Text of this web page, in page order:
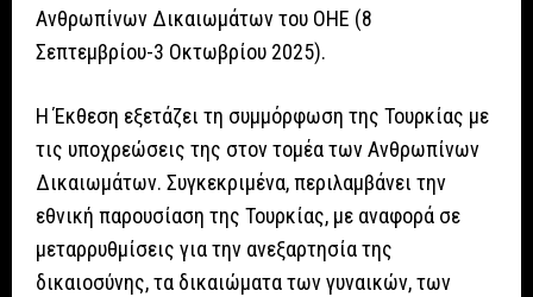
Ανθρωπίνων Δικαιωμάτων του ΟΗΕ (8
Σεπτεμβρίου-3 Οκτωβρίου 2025).
Η Έκθεση εξετάζει τη συμμόρφωση της Τουρκίας με
τις υποχρεώσεις της στον τομέα των Ανθρωπίνων
Δικαιωμάτων. Συγκεκριμένα, περιλαμβάνει την
εθνική παρουσίαση της Τουρκίας, με αναφορά σε
μεταρρυθμίσεις για την ανεξαρτησία της
δικαιοσύνης, τα δικαιώματα των γυναικών, των